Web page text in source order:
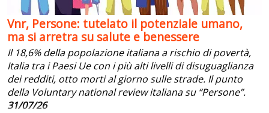
Vnr, Persone: tutelato il potenziale umano,
ma si arretra su salute e benessere
Il 18,6% della popolazione italiana a rischio di povertà,
Italia tra i Paesi Ue con i più alti livelli di disuguaglianza
dei redditi, otto morti al giorno sulle strade. Il punto
della Voluntary national review italiana su “Persone”.
31/07/26